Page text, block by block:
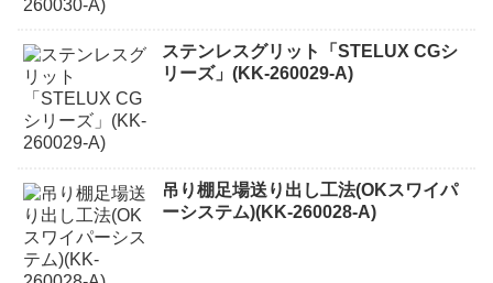
ステンレスグリット「STELUX CGシ
リーズ」(KK-260029-A)
吊り棚足場送り出し工法(OKスワイパ
ーシステム)(KK-260028-A)